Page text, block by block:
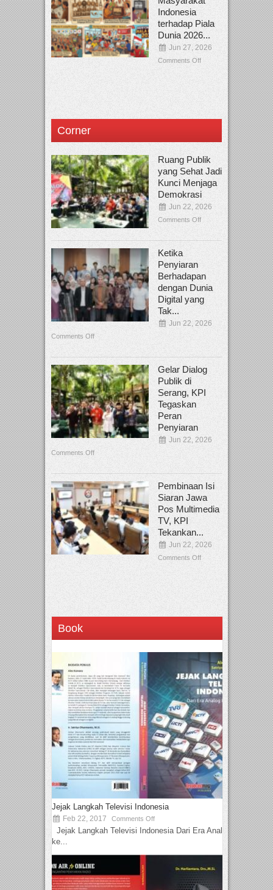
Indonesia
terhadap Piala
Dunia 2026...
Jun 27, 2026
Comments Off
Corner
Ruang Publik
yang Sehat Jadi
Kunci Menjaga
Demokrasi
Jun 22, 2026
Comments Off
Ketika
Penyiaran
Berhadapan
dengan Dunia
Digital yang
Tak...
Jun 22, 2026
Comments Off
Gelar Dialog
Publik di
Serang, KPI
Tegaskan
Peran
Penyiaran
Jun 22, 2026
Comments Off
Pembinaan Isi
Siaran Jawa
Pos Multimedia
TV, KPI
Tekankan...
Jun 22, 2026
Comments Off
Book
Jejak Langkah Televisi Indonesia
Feb 22, 2017 Comments Off
Jejak Langkah Televisi Indonesia Dari Era Analog
ke...